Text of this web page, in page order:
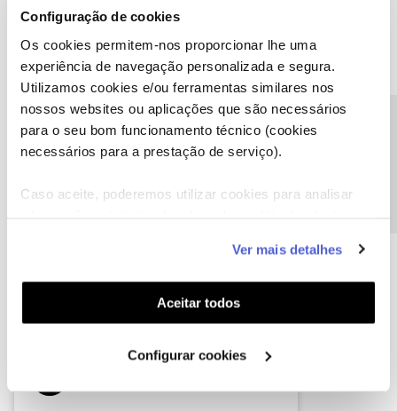
Configuração de cookies
Os cookies permitem-nos proporcionar lhe uma
experiência de navegação personalizada e segura.
Utilizamos cookies e/ou ferramentas similares nos
nossos websites ou aplicações que são necessários
para o seu bom funcionamento técnico (cookies
necessários para a prestação de serviço).
Caso aceite, poderemos utilizar cookies para analisar
funcionalidades (cookies de personalização e
funcionalidade) e adaptar anúncios aos seus interesses
(cookies de publicidade personalizada). Pode gerir a
utilização dos cookies clicando em "Configurar
Ver mais detalhes
Aceitar todos
Configurar cookies
Descubra as novidades de junho
Hall of Fame de junho